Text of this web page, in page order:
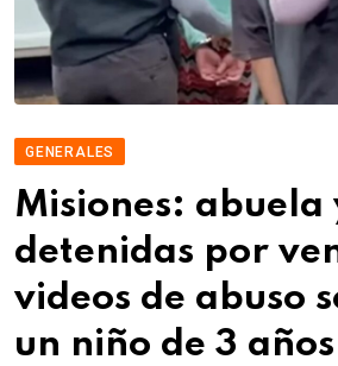
GENERALES
Misiones: abuela
detenidas por
videos de abuso
un niño de 3 años